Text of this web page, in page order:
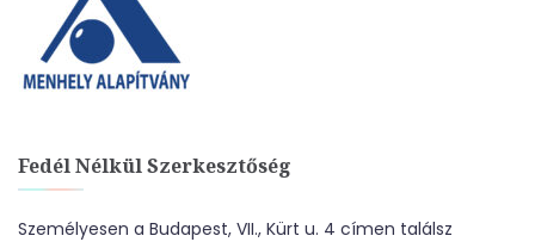
Fedél Nélkül Szerkesztőség
Személyesen a Budapest, VII., Kürt u. 4 címen találsz